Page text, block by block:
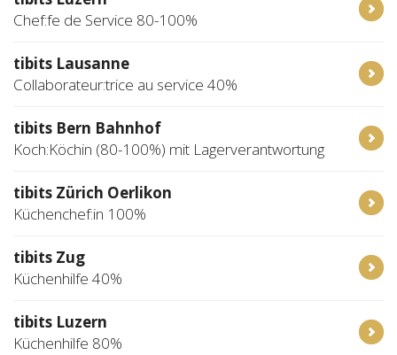
Chef:fe de Service 80-100%
tibits Lausanne
Collaborateur:trice au service 40%
tibits Bern Bahnhof
Koch:Köchin (80-100%) mit Lagerverantwortung
tibits Zürich Oerlikon
Küchenchef:in 100%
tibits Zug
Küchenhilfe 40%
tibits Luzern
Küchenhilfe 80%